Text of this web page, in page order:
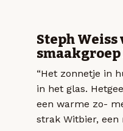
Steph Weiss
“Het zonnetje in
in het glas.
een warme zo-
strak Witbier, een